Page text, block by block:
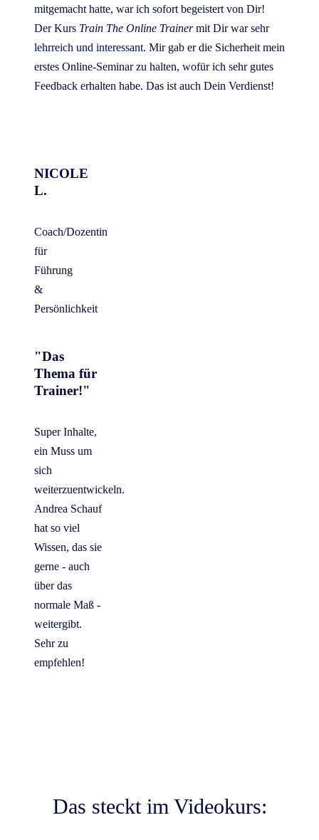
mitgemacht hatte, war ich sofort begeistert von Dir!
Der Kurs Train The Online Trainermit Dir warsehr
lehrreich und interessant. Mir gab er die Sicherheit mein
erstes Online-Seminar zu halten, wofür ich sehr gutes
Feedback erhalten habe. Das ist auch Dein Verdienst!
NICOLE
L.
Coach/Dozentin
für
Führung
&
Persönlichkeit
"Das
Thema für
Trainer!"
Super Inhalte,
ein Muss um
sich
weiterzuentwickeln.
Andrea Schauf
hat so viel
Wissen, das sie
gerne - auch
über das
normale Maß -
weitergibt.
Sehr zu
empfehlen!
Das steckt im Videokurs: